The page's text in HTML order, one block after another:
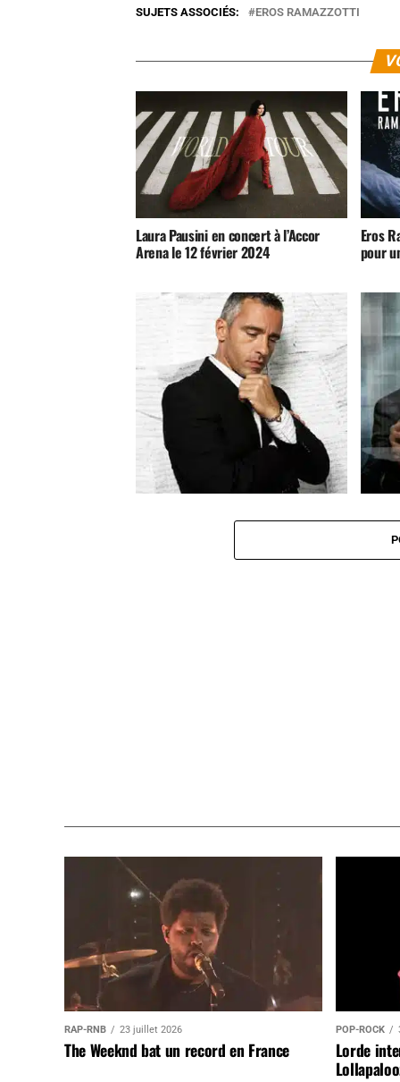
SUJETS ASSOCIÉS: EROS RAMAZZOTTI
Laura Pausini en concert à l’Accor
Arena le 12 février 2024
Eros
pour
RAP-RNB 23 juillet 2026
The Weeknd bat un record en France
POP-ROCK
Lorde